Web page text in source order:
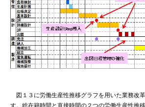
図１３に労働生産性推移グラフを用いた業務改
す。総在籍時間と直接時間の２つの労働生産性推